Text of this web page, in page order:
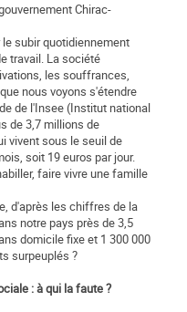
Chirac-
subir quotidiennement
travail. La société
les souffrances,
nous voyons s'étendre
de l'Insee (Institut national
de 3,7 millions de
vivent sous le seuil de
soit 19 euros par jour.
faire vivre une famille
d'après les chiffres de la
notre pays près de 3,5
domicile fixe et 1 300 000
surpeuplés ?
: à qui la faute ?